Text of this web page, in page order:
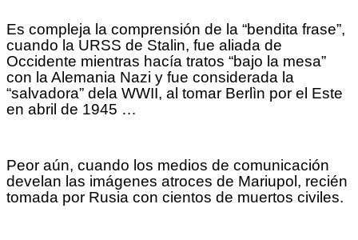
Es compleja la comprensión de la “bendita frase”,
cuando la URSS de Stalin, fue aliada de
Occidente mientras hacía tratos “bajo la mesa”
con la Alemania Nazi y fue considerada la
“salvadora” dela WWII, al tomar Berlìn por el Este
en abril de 1945 …
Peor aún, cuando los medios de comunicación
develan las imágenes atroces de Mariupol, recién
tomada por Rusia con cientos de muertos civiles.